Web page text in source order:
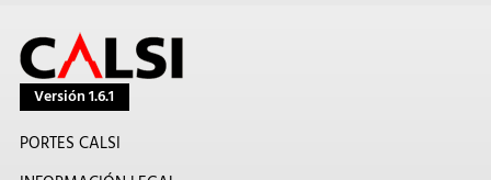
Versión 1.6.1
PORTES CALSI